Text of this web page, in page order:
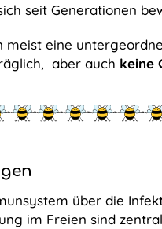
seit Generationen
eine
aber auch keine
über die
im Freien sind